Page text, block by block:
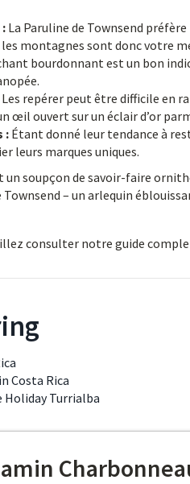
La Paruline de Townsend
montagnes sont donc votre
bourdonnant est un bon
Les repérer peut être difficile en
œil ouvert sur un éclair d’or
:Étant donné leur tendance à
leurs marques uniques.
un soupçon de savoir-faire
Townsend – un arlequin
consulter notre guide
Costa Rica
Holiday Turrialba